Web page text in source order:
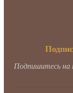
Подпишитесь на